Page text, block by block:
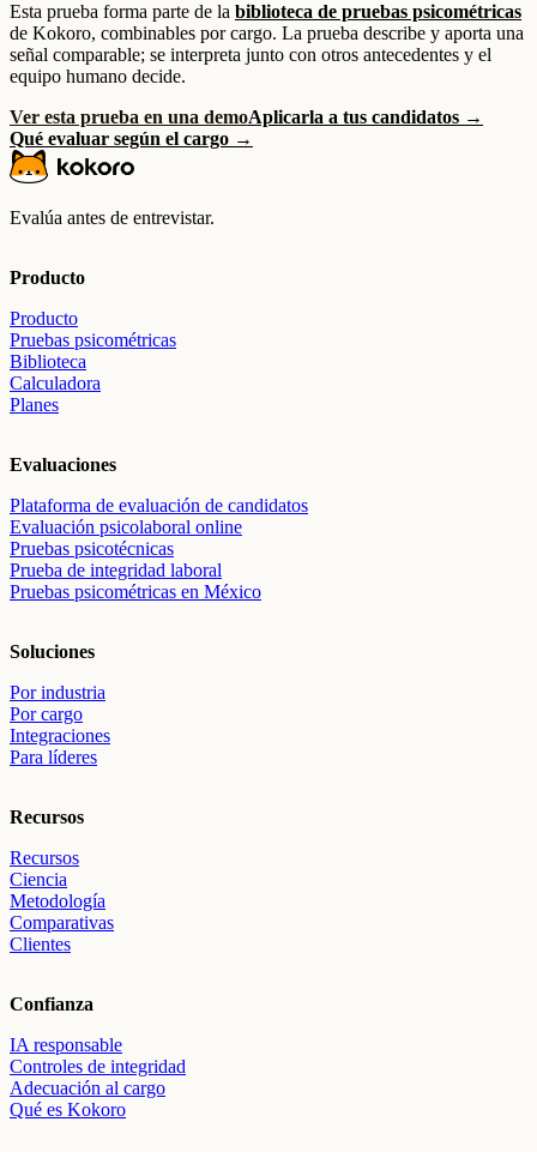
Esta prueba forma parte de la biblioteca de pruebas psicométricas
de Kokoro, combinables por cargo. La prueba describe y aporta una
señal comparable; se interpreta junto con otros antecedentes y el
equipo humano decide.
Ver esta prueba en una demoAplicarla a tus candidatos →
Qué evaluar según el cargo →
Evalúa antes de entrevistar.
Producto
Producto
Pruebas psicométricas
Biblioteca
Calculadora
Planes
Evaluaciones
Plataforma de evaluación de candidatos
Evaluación psicolaboral online
Pruebas psicotécnicas
Prueba de integridad laboral
Pruebas psicométricas en México
Soluciones
Por industria
Por cargo
Integraciones
Para líderes
Recursos
Recursos
Ciencia
Metodología
Comparativas
Clientes
Confianza
IA responsable
Controles de integridad
Adecuación al cargo
Qué es Kokoro